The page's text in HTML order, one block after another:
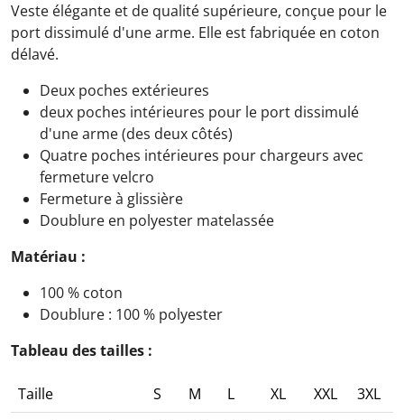
Veste élégante et de qualité supérieure, conçue pour le
port dissimulé d'une arme. Elle est fabriquée en coton
délavé.
Deux poches extérieures
deux poches intérieures pour le port dissimulé
d'une arme (des deux côtés)
Quatre poches intérieures pour chargeurs avec
fermeture velcro
Fermeture à glissière
Doublure en polyester matelassée
Matériau :
100 % coton
Doublure : 100 % polyester
Tableau des tailles :
Taille S M L XL XXL
3XL